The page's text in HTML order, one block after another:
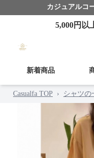
カジュアルコ
5,000円以
新着商品
Casualfa TOP › シャツの